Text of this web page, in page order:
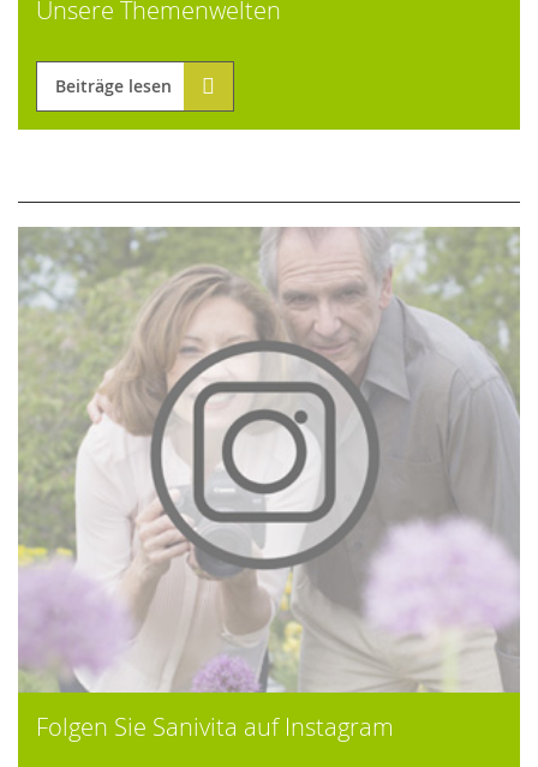
Unsere Themenwelten
Beiträge lesen
Folgen Sie Sanivita auf Instagram